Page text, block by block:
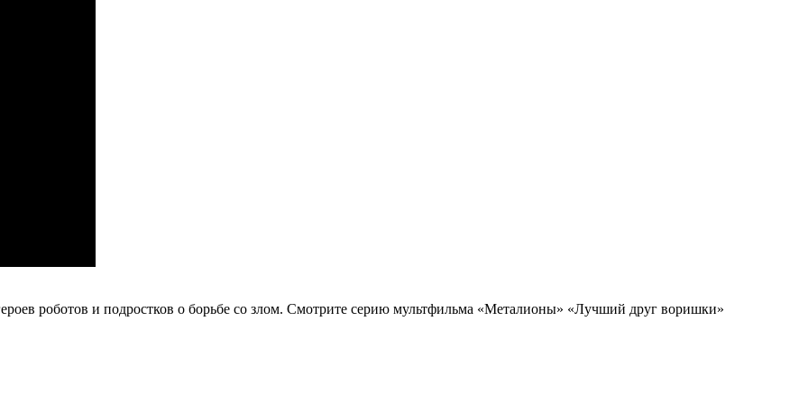
роботов и подростков о борьбе со злом. Смотрите серию мультфильма «Металионы» «Лучший друг воришки»